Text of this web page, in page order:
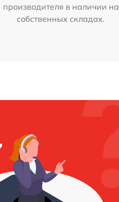
производителя в наличии на
собственных складах.